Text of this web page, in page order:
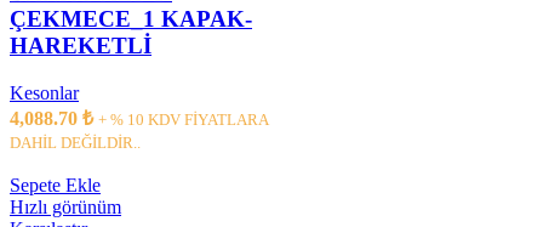
ÇEKMECE_1 KAPAK-
HAREKETLİ
Kesonlar
4,088.70 ₺ + % 10 KDV FİYATLARA
DAHİL DEĞİLDİR..
Sepete Ekle
Hızlı görünüm